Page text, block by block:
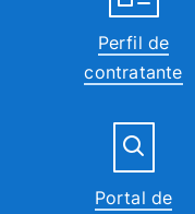
Perfil de
contratante
Portal de